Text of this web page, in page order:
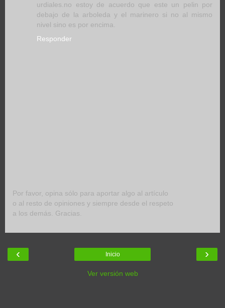
urdiales.no estoy de acuerdo que este un pelin por
debajo de la arboleda y el marinero si no al mismo
nivel sino es por encima.
Responder
Por favor, opina sólo para aportar algo al artículo
o al resto de opiniones y siempre desde el respeto
a los demás. Gracias.
‹ ›
Inicio
Ver versión web